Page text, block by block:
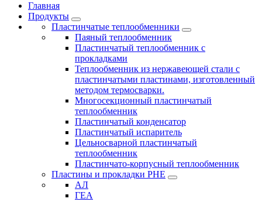
Главная
Продукты
Пластинчатые теплообменники
Паяный теплообменник
Пластинчатый теплообменник с
прокладками
Теплообменник из нержавеющей стали с
пластинчатыми пластинами, изготовленный
методом термосварки.
Многосекционный пластинчатый
теплообменник
Пластинчатый конденсатор
Пластинчатый испаритель
Цельносварной пластинчатый
теплообменник
Пластинчато-корпусный теплообменник
Пластины и прокладки PHE
АЛ
ГЕА